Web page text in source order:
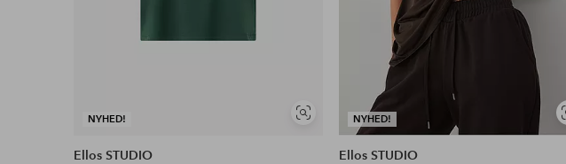
NYHED!
Se
lignende
Ellos STUDIO
NYHED!
Ellos STUDIO